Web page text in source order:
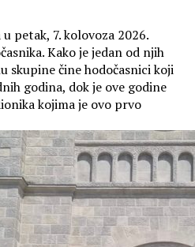
petak, 7. kolovoza 2026.
Kako je jedan od njih
skupine čine hodočasnici koji
godina, dok je ove godine
kojima je ovo prvo